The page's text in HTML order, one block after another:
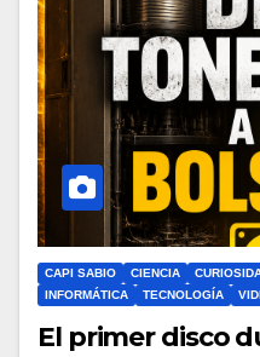
CAPI SABIO CIENCIA
INFORMÁTICA
TECNOLOGÍA
El primer disco